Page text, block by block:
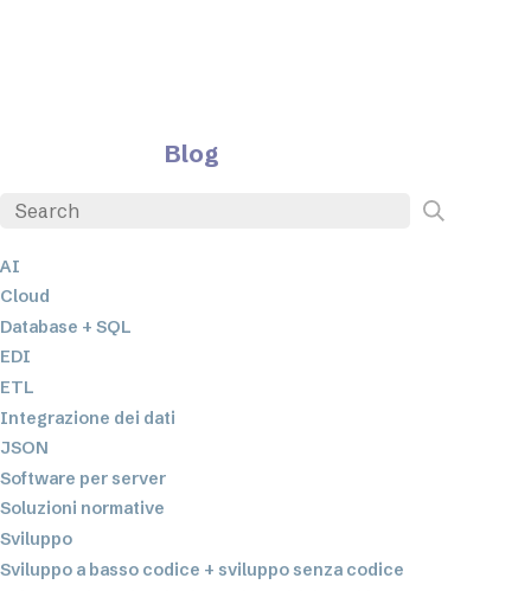
Blog
AI
Cloud
Database + SQL
EDI
ETL
Integrazione dei dati
JSON
Software per server
Soluzioni normative
Sviluppo
Sviluppo a basso codice + sviluppo senza codice